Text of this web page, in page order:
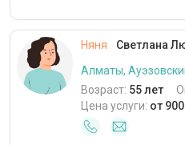
Няня
Светлана
Алматы,
Возраст: 55 лет
Цена услуги: от